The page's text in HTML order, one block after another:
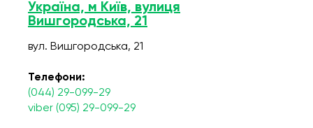
Україна, м Київ, вулиця
Вишгородська, 21
вул. Вишгородська, 21
Телефони:
(044) 29-099-29
viber (095) 29-099-29